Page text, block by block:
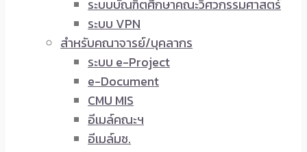
ระบบบัณฑิตศึกษาคณะวิศวกรรมศาสตร์
ระบบ VPN
สำหรับคณาจารย์/บุคลากร
ระบบ e-Project
e-Document
CMU MIS
อีเมล์คณะฯ
อีเมล์มช.